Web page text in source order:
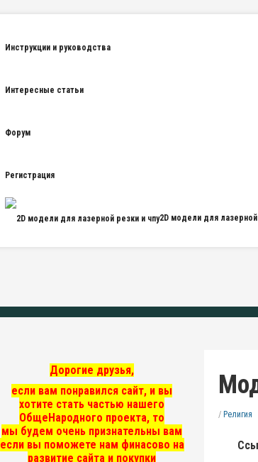
Инструкции и руководства
Интересные статьи
Форум
Регистрация
2D модели для лазерной
Дорогие друзья,
если вам понравился сайт, и вы
хотите стать частью нашего
ОбщеНародного проекта, то
мы будем очень признательны вам
если вы поможете нам финасово на
развитие сайта и покупки
/ Религия